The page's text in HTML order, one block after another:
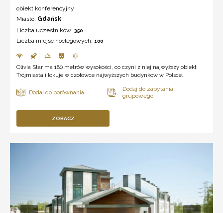
obiekt konferencyjny
Miasto: Gdańsk
Liczba uczestników: 350
Liczba miejsc noclegowych: 100
Olivia Star ma 180 metrów wysokości, co czyni z niej najwyższy obiekt
Trójmiasta i lokuje w czołówce najwyższych budynków w Polsce.
ZOBACZ